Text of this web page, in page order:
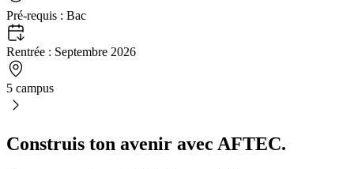
Pré-requis : Bac
Rentrée : Septembre 2026
5 campus
Construis ton avenir avec AFTEC.